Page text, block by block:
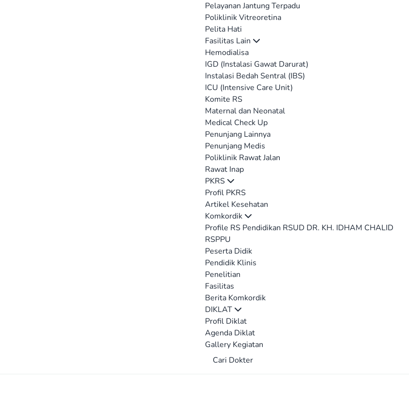
Pelayanan Jantung Terpadu
Poliklinik Vitreoretina
Pelita Hati
Fasilitas Lain
Hemodialisa
IGD (Instalasi Gawat Darurat)
Instalasi Bedah Sentral (IBS)
ICU (Intensive Care Unit)
Komite RS
Maternal dan Neonatal
Medical Check Up
Penunjang Lainnya
Penunjang Medis
Poliklinik Rawat Jalan
Rawat Inap
PKRS
Profil PKRS
Artikel Kesehatan
Komkordik
Profile RS Pendidikan RSUD DR. KH. IDHAM CHALID
RSPPU
Peserta Didik
Pendidik Klinis
Penelitian
Fasilitas
Berita Komkordik
DIKLAT
Profil Diklat
Agenda Diklat
Gallery Kegiatan
Cari Dokter